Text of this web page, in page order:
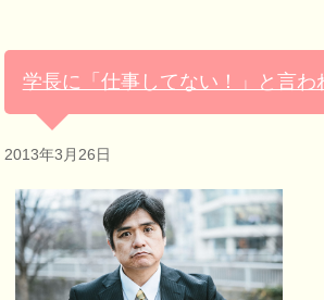
学長に「仕事してない！」と言わ
2013年3月26日